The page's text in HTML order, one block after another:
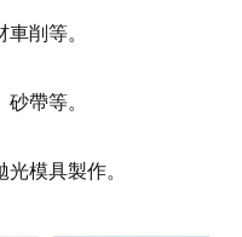
削等。
帶等。
模具製作。